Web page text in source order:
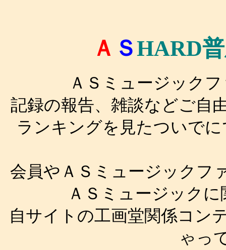
Ａ ＳHARD
ＡＳミュージック
記録の報告、雑談などご自
ランキングを見たついで
会員やＡＳミュージックフ
ＡＳミュージック
自サイトの工画堂関係コン
ゃっ